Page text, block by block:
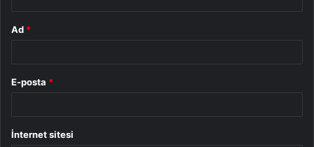
Ad *
E-posta *
İnternet sitesi